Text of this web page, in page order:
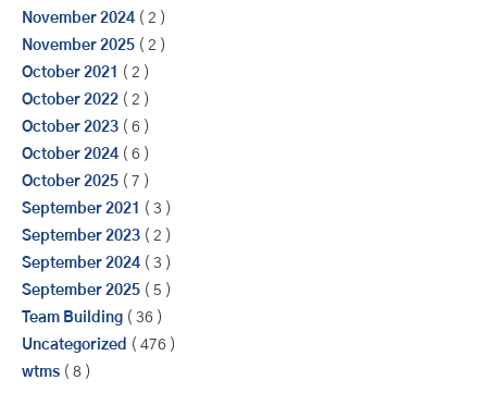
November 2024 ( 2 )
November 2025 ( 2 )
October 2021
( 2 )
October 2022 ( 2 )
October 2023 ( 6 )
October 2024 ( 6 )
October 2025 ( 7 )
September 2021
( 3 )
September 2023 ( 2 )
September 2024 ( 3 )
September 2025 ( 5 )
Team Building ( 36 )
Uncategorized ( 476 )
wtms ( 8 )